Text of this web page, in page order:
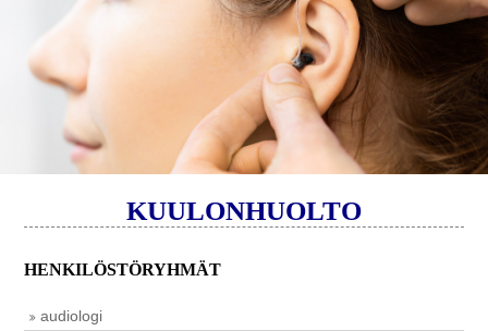
KUULONHUOLTO
HENKILÖSTÖRYHMÄT
audiologi